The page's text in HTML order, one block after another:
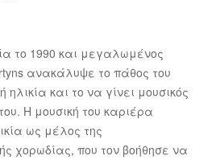
το 1990 και μεγαλωμένος
ανακάλυψε το πάθος του
ηλικία και το να γίνει μουσικός
Η μουσική του καριέρα
ως μέλος της
χορωδίας, που τον βοήθησε να